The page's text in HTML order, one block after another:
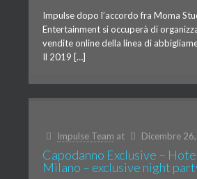
Impulse dopo l’accordo fra Moma
Entertainment si occuperà di
vendite online della linea di
Il 2019 […]
Impulse Team at Dicembre
Capodanno Exclusive –
Milano – exclusive night